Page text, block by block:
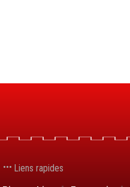
Liens rapides